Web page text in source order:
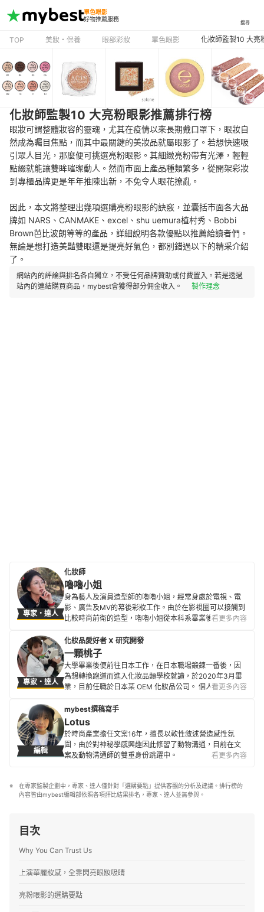
單色眼影
好物推薦服務
搜尋
TOP 美妝・保養 眼部彩妝 單色眼影 化妝師監製10 大亮
化妝師監製10 大亮粉眼影推薦排行榜
眼妝可謂整體妝容的靈魂，尤其在疫情以來長期戴口罩下，眼妝自
然成為矚目焦點，而其中最關鍵的美妝品就屬眼影了。若想快速吸
引眾人目光，那麼便可挑選亮粉眼影。其細緻亮粉帶有光澤，輕輕
點綴就能讓雙眸璀璨動人。然而市面上產品種類繁多，從開架彩妝
到專櫃品牌更是年年推陳出新，不免令人眼花撩亂。
因此，本文將整理出幾項選購亮粉眼影的訣竅，並囊括市面各大品
牌如 NARS、CANMAKE、excel、shu uemura植村秀、Bobbi
Brown芭比波朗等等的產品，詳細說明各款優點以推薦給讀者們。
無論是想打造美豔雙眼還是提亮好氣色，都別錯過以下的精采介紹
了。
網站內的評論與排名各自獨立，不受任何品牌贊助或付費置入。若是透過
站內的連結購買商品，mybest會獲得部分佣金收入。
製作理念
專家・達人
化妝師
嚕嚕小姐
身為藝人及演員造型師的嚕嚕小姐，經常身處於電視、電
影、廣告及MV的幕後彩妝工作。由於在影視圈可以接觸到
比較時尚前衛的造型，嚕嚕小姐從本科系畢業後就直接投
時間開始經營個人部落格，記錄自己日常生活和拍攝現場
及過程，同時也分享工作上使用產品的經驗和感想，並介
紹給大眾一些彩妝的相關知識及美妝教學。
嚕嚕小姐的簡介
看更多內容
專家・達人
化妝品愛好者 X 研究開發
一顆桃子
大學畢業後便前往日本工作，在日本職場鍛鍊一番後，因
為想轉換跑道而進入化妝品類學校就讀，於2020年3月畢
業，目前任職於日本某 OEM 化妝品公司。 個人專頁中經
識為主，期望能提供參考，幫助大家找出適合自己的保養
品、彩妝品。
一顆桃子的簡介
看更多內容
編輯
mybest撰稿寫手
Lotus
於時尚產業擔任文案16年，擅長以軟性敘述營造感性氛
圍，由於對神秘學感興趣因此修習了動物溝通，目前在文
案及動物溝通師的雙重身份跳躍中。
看更多內容
在專家監製企劃中，專家、達人僅針對「選購要點」提供客觀的分析及建議。排行榜的
內容皆由mybest編輯部依照各項評比結果排名，專家、達人並無參與。
目次
Why You Can Trust Us
上演華麗妝感，全靠閃亮眼妝吸睛
亮粉眼影的選購要點